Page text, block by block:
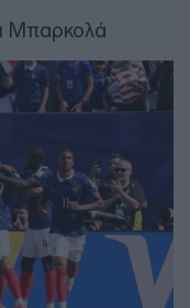
Μπαρκολά